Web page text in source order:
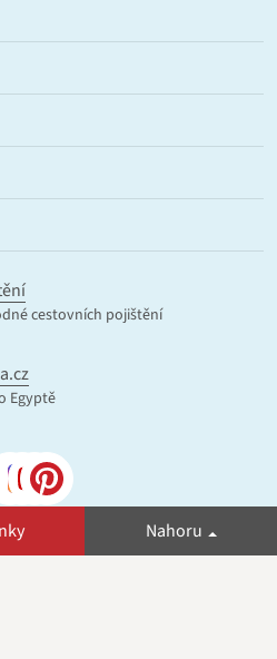
Nahoru
cestovních pojištění
Egyptě